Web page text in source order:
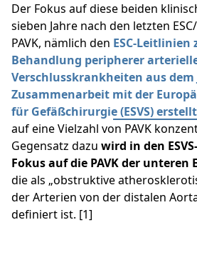
Der Fokus auf diese beiden
sieben Jahre nach den letzten
PAVK, nämlich den ESC-Leitlinien
Behandlung peripherer
Verschlusskrankheiten aus dem
Zusammenarbeit mit der
für Gefäßchirurgie (ESVS)
auf eine Vielzahl von PAVK
Gegensatz dazu wird in den
Fokus auf die PAVKder unteren
die als „obstruktive
der Arterien von der distalen
definiert ist. [1]